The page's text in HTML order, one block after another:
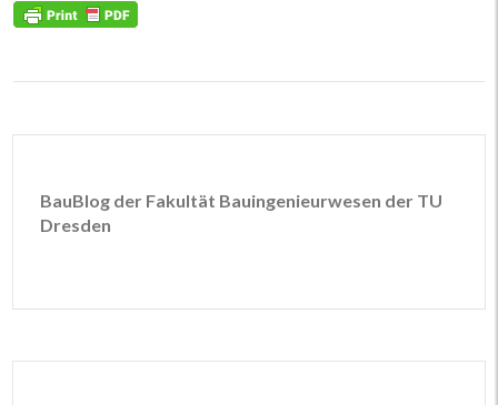
BauBlog der Fakultät Bauingenieurwesen der TU
Dresden